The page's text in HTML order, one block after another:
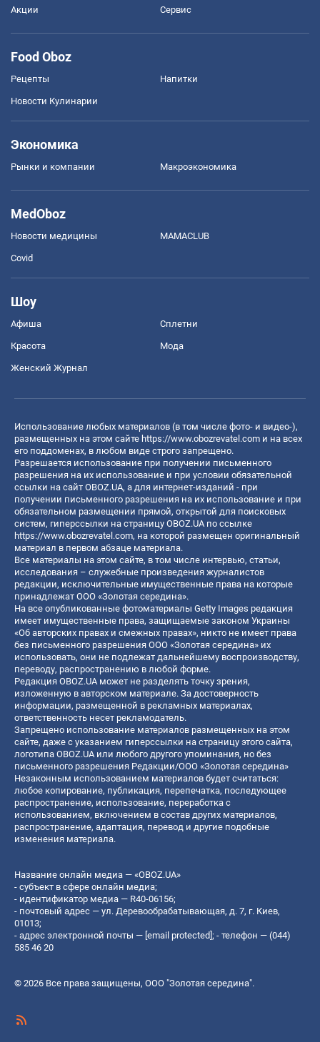
Акции Сервис
Food Oboz
Рецепты Напитки
Новости Кулинарии
Экономика
Рынки и компании Mакроэкономика
MedOboz
Новости медицины MAMACLUB
Covid
Шоу
Афиша Сплетни
Красота Мода
Женский Журнал
Использование любых материалов (в том числе фото- и видео-),
размещенных на этом сайте https://www.obozrevatel.com и на всех
его поддоменах, в любом виде строго запрещено.
Разрешается использование при получении письменного
разрешения на их использование и при условии обязательной
ссылки на сайт OBOZ.UA, а для интернет-изданий - при
получении письменного разрешения на их использование и при
обязательном размещении прямой, открытой для поисковых
систем, гиперссылки на страницу OBOZ.UA по ссылке
https://www.obozrevatel.com, на которой размещен оригинальный
материал в первом абзаце материала.
Все материалы на этом сайте, в том числе интервью, статьи,
исследования – служебные произведения журналистов
редакции, исключительные имущественные права на которые
принадлежат ООО «Золотая середина».
На все опубликованные фотоматериалы Getty Images редакция
имеет имущественные права, защищаемые законом Украины
«Об авторских правах и смежных правах», никто не имеет права
без письменного разрешения ООО «Золотая середина» их
использовать, они не подлежат дальнейшему воспроизводству,
переводу, распространению в любой форме.
Редакция OBOZ.UA может не разделять точку зрения,
изложенную в авторском материале. За достоверность
информации, размещенной в рекламных материалах,
ответственность несет рекламодатель.
Запрещено использование материалов размещенных на этом
сайте, даже с указанием гиперссылки на страницу этого сайта,
логотипа OBOZ.UA или любого другого упоминания, но без
письменного разрешения Редакции/ООО «Золотая середина»
Незаконным использованием материалов будет считаться:
любое копирование, публикация, перепечатка, последующее
распространение, использование, переработка с
использованием, включением в состав других материалов,
распространение, адаптация, перевод и другие подобные
изменения материала.
Название онлайн медиа — «OBOZ.UA»
- субъект в сфере онлайн медиа;
- идентификатор медиа — R40-06156;
- почтовый адрес — ул. Деревообрабатывающая, д. 7, г. Киев,
01013;
- адрес электронной почты — [email protected]; - телефон — (044)
585 46 20
© 2026 Все права защищены, ООО "Золотая середина".